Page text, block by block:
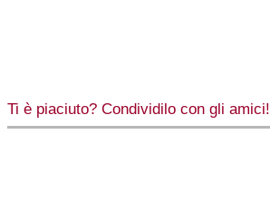
Ti è piaciuto? Condividilo con gli amici!